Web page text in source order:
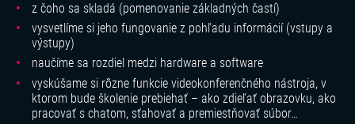
z čoho sa skladá (pomenovanie základných častí)
vysvetlíme si jeho fungovanie z pohľadu informácií (vstupy a
výstupy)
naučíme sa rozdiel medzi hardware a software
vyskúšame si rôzne funkcie videokonferenčného nástroja, v
ktorom bude školenie prebiehať – ako zdieľať obrazovku, ako
pracovať s chatom, sťahovať a premiestňovať súbor…